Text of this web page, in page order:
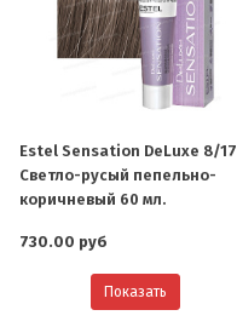
Estel Sensation DeLuxe 8/17
Светло-русый пепельно-
коричневый 60 мл.
730.00 руб
Показать